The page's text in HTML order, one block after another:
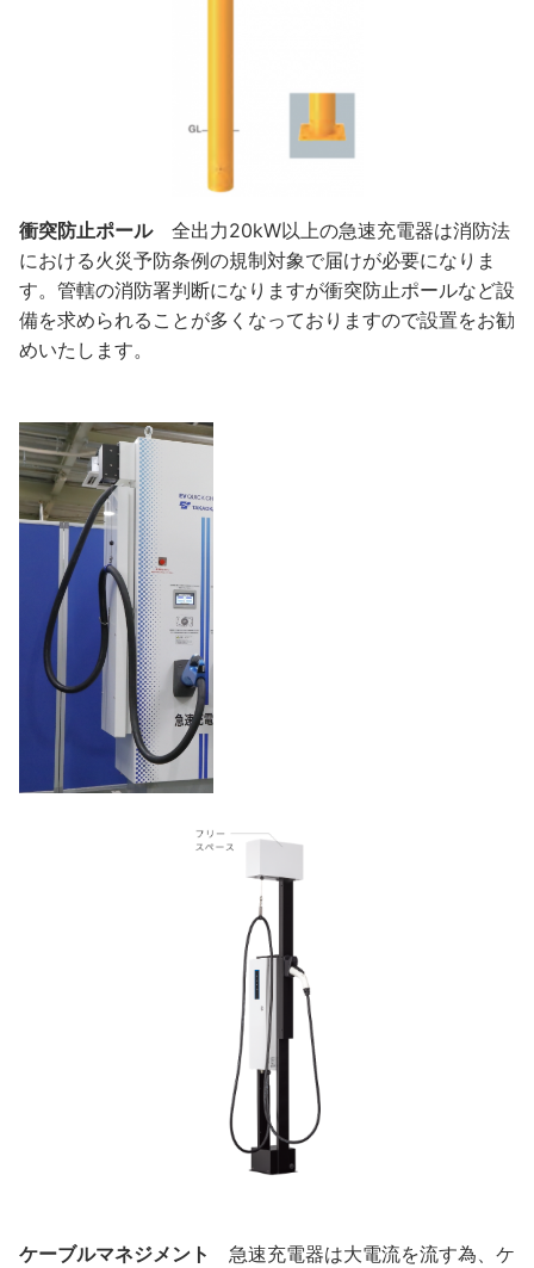
衝突防止ポール全出力20kW以上の急速充電器は消防法
における火災予防条例の規制対象で届けが必要になりま
す。管轄の消防署判断になりますが衝突防止ポールなど設
備を求められることが多くなっておりますので設置をお勧
めいたします。
ケーブルマネジメント
急速充電器は大電流を流す為、ケ